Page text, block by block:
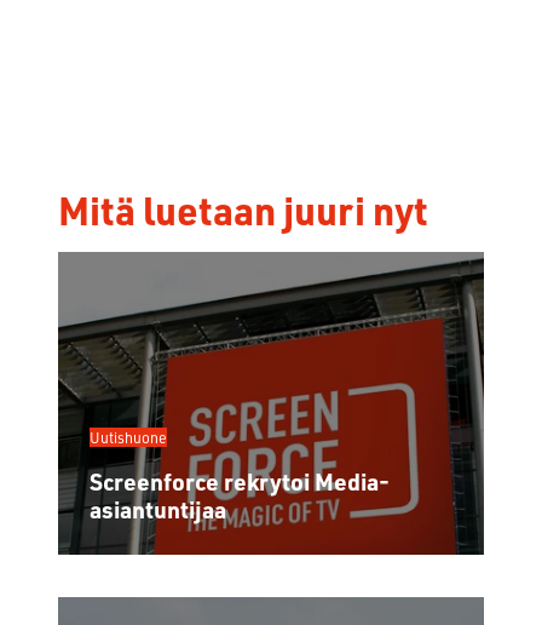
Mitä luetaan juuri nyt
Uutishuone
Screenforce rekrytoi Media-
asiantuntijaa